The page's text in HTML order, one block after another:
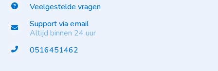
Veelgestelde vragen
Support via email
Altijd binnen 24 uur
0516451462